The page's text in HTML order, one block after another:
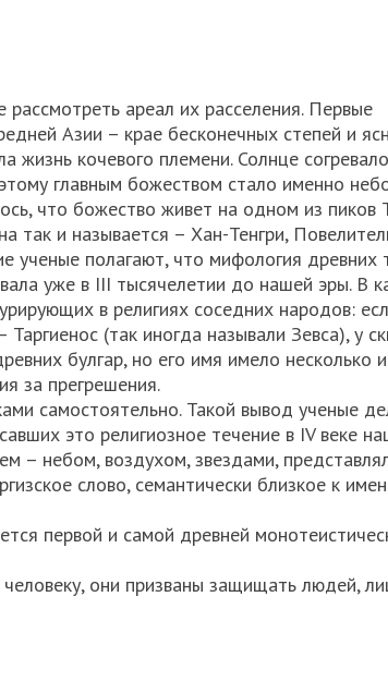
ареал их расселения. Первые
Азии – крае бесконечных степей и
жизнь кочевого племени. Солнце
главным божеством стало именно
что божество живет на одном из пиков
так и называется – Хан-Тенгри,
ученые полагают, что мифология древних
уже в III тысячелетии до нашей эры. В
в религиях соседних народов:
(так иногда называли Зевса), у
булгар, но его имя имело несколько
за прегрешения.
самостоятельно. Такой вывод ученые
это религиозное течение в IV веке
– небом, воздухом, звездами,
слово, семантически близкое к
первой и самой древней
они призваны защищать людей,